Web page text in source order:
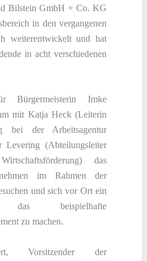
Bilstein GmbH + Co. KG
in den vergangenen
weiterentwickelt und hat
in acht verschiedenen
Bürgermeisterin Imke
mit Katja Heck (Leiterin
bei der Arbeitsagentur
Levering (Abteilungsleiter
das
im Rahmen der
und sich vor Ort ein
beispielhafte
zu machen.
Vorsitzender der